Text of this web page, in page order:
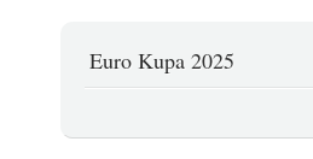
Euro Kupa 2025